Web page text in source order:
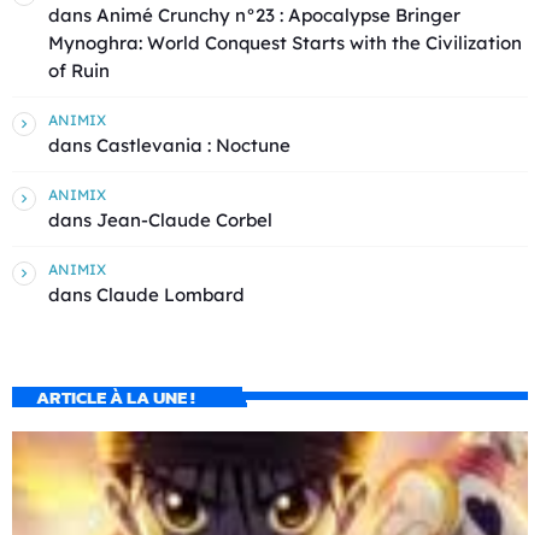
dans Animé Crunchy n°23 : Apocalypse Bringer
Mynoghra: World Conquest Starts with the Civilization
of Ruin
ANIMIX
dans Castlevania : Noctune
ANIMIX
dans Jean-Claude Corbel
ANIMIX
dans Claude Lombard
ARTICLE À LA UNE !